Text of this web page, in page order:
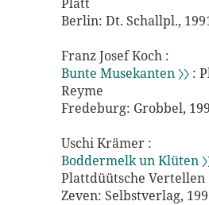
Berlin: Dt. Schallpl.,
Franz Josef Koch :
Bunte Musekanten 〉〉 :
Reyme
Fredeburg: Grobbel,
Uschi Krämer :
Boddermelk un Klüten
Plattdüütsche Vertellen
Zeven: Selbstverlag,